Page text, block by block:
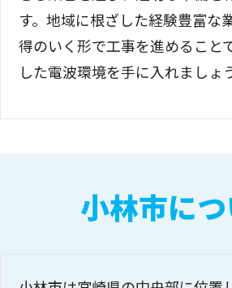
す。地域に根ざした経験豊富な
得のいく形で工事を進めること
した電波環境を手に入れましょ
小林市に